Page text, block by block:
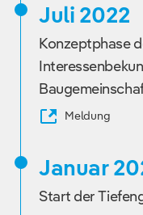
Juli 2022
Konzeptphase
Meldung
Januar
Start der